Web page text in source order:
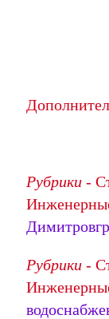
Рубрики -
Рубрики -